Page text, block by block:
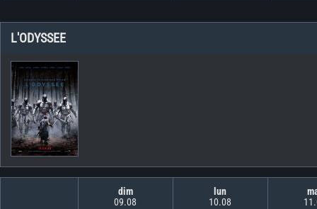
L'ODYSSEE
dim
09.08
lun
10.08